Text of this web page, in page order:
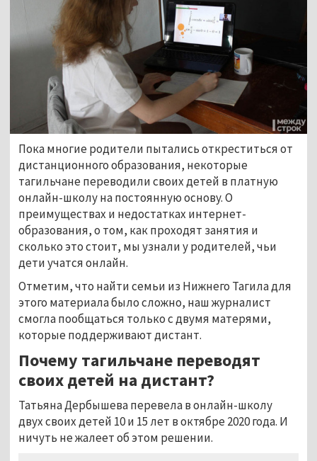
Пока многие родители пытались откреститься от
дистанционного образования, некоторые
тагильчане переводили своих детей в платную
онлайн-школу на постоянную основу. О
преимуществах и недостатках интернет-
образования, о том, как проходят занятия и
сколько это стоит, мы узнали у родителей, чьи
дети учатся онлайн.
Отметим, что найти семьи из Нижнего Тагила для
этого материала было сложно, наш журналист
смогла пообщаться только с двумя матерями,
которые поддерживают дистант.
Почему тагильчане переводят
своих детей на дистант?
Татьяна Дербышева перевела в онлайн-школу
двух своих детей 10 и 15 лет в октябре 2020 года. И
ничуть не жалеет об этом решении.